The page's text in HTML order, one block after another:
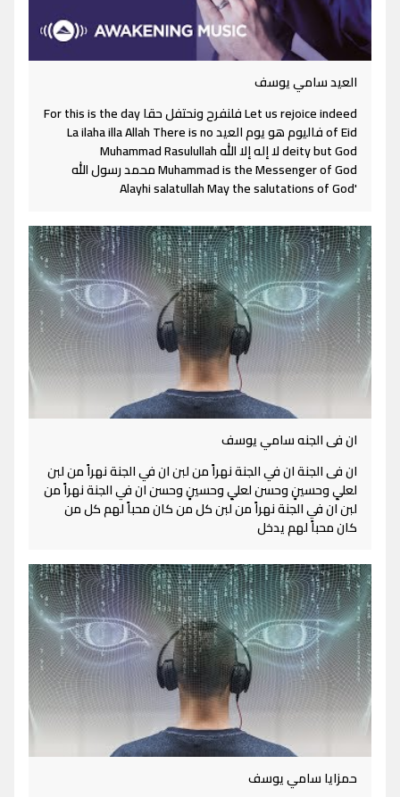
العيد سامي يوسف
Let us rejoice indeed فلنفرح ونحتفل حقا For this is the day
of Eid فاليوم هو يوم العيد La ilaha illa Allah There is no
deity but God لا إله إلا الله Muhammad Rasulullah
Muhammad is the Messenger of God محمد رسول الله
'Alayhi salatullah May the salutations of God
ان فى الجنه سامي يوسف
ان فى الجنة ان في الجنة نهراً من لبن ان في الجنة نهراً من لبن
لعليٍ وحسينٍ وحسن لعليٍ وحسينٍ وحسن ان في الجنة نهراً من
لبن ان في الجنة نهراً من لبن كل من كان محباً لهم كل من
كان محباً لهم يدخل
حمزايا سامي يوسف